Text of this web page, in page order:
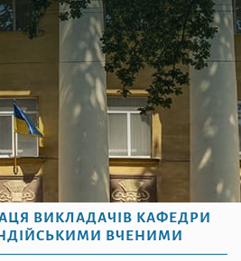
ВИКЛАДАЧІВ КАФЕДРИ
ВЧЕНИМИ